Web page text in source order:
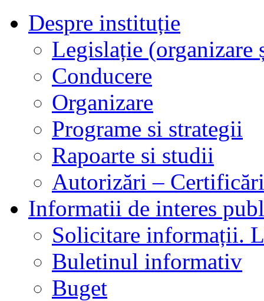
Despre instituție
Legislație
Conducere
Organizare
Programe si strategii
Rapoarte si studii
Autorizări –
Informatii de interes
Solicitare informații.
Buletinul informativ
Buget